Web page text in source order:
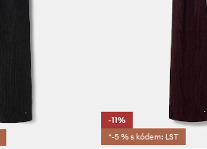
-11%
*-5 % s kódem: LST